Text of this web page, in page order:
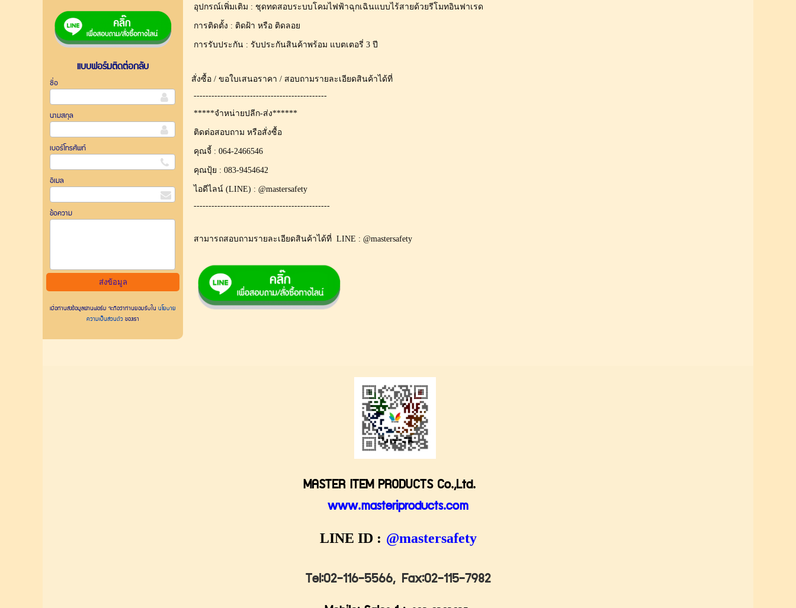
แบบฟอร์มติดต่อกลับ
ชื่อ
นามสกุล
เบอร์โทรศัพท์
อีเมล
ข้อความ
เมื่อท่านส่งข้อมูลผ่านฟอร์ม จะถือว่าท่านยอมรับใน นโยบาย
ความเป็นส่วนตัวของเรา
อุปกรณ์เพิ่มเติม : ชุดทดสอบระบบโคมไฟฟ้าฉุกเฉินแบบไร้สายด้วยรีโมทอินฟาเรด
การติดตั้ง : ติดฝ้า หรือ ติดลอย
การรับประกัน : รับประกันสินค้าพร้อม แบตเตอรี่ 3 ปี
สั่งซื้อ / ขอใบเสนอราคา / สอบถามรายละเอียดสินค้าได้ที่
---------------------------------------------
*****จำหน่ายปลีก-ส่ง******
ติดต่อสอบถาม หรือสั่งซื้อ
คุณจี้ : 064-2466546
คุณปุ้ย : 083-9454642
ไอดีไลน์ (LINE) : @mastersafety
----------------------------------------------
สามารถสอบถามรายละเอียดสินค้าได้ที่ LINE : @mastersafety
MASTER ITEM PRODUCTS Co.,Ltd.
www.masteriproducts.com
LINE ID : @mastersafety
Tel:02-116-5566, Fax:02-115-7982